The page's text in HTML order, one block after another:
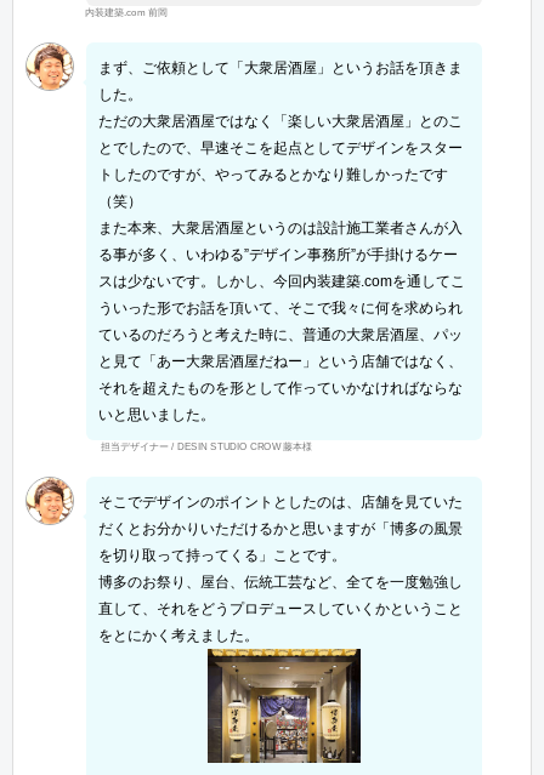
内装建築.com 前岡
まず、ご依頼として「大衆居酒屋」というお話を頂きま
した。
ただの大衆居酒屋ではなく「楽しい大衆居酒屋」とのこ
とでしたので、早速そこを起点としてデザインをスター
トしたのですが、やってみるとかなり難しかったです
（笑）
また本来、大衆居酒屋というのは設計施工業者さんが入
る事が多く、いわゆる”デザイン事務所”が手掛けるケー
スは少ないです。しかし、今回内装建築.comを通してこ
ういった形でお話を頂いて、そこで我々に何を求められ
ているのだろうと考えた時に、普通の大衆居酒屋、パッ
と見て「あー大衆居酒屋だねー」という店舗ではなく、
それを超えたものを形として作っていかなければならな
いと思いました。
担当デザイナー / DESIN STUDIO CROW 藤本様
そこでデザインのポイントとしたのは、店舗を見ていた
だくとお分かりいただけるかと思いますが「博多の風景
を切り取って持ってくる」ことです。
博多のお祭り、屋台、伝統工芸など、全てを一度勉強し
直して、それをどうプロデュースしていくかということ
をとにかく考えました。